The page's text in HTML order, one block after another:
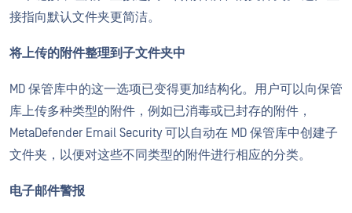
接指向默认文件夹更简洁。
将上传的附件整理到子文件夹中
MD 保管库中的这一选项已变得更加结构化。用户可以向保管
库上传多种类型的附件，例如已消毒或已封存的附件，
MetaDefender Email Security 可以自动在 MD 保管库中创建子
文件夹，以便对这些不同类型的附件进行相应的分类。
电子邮件警报